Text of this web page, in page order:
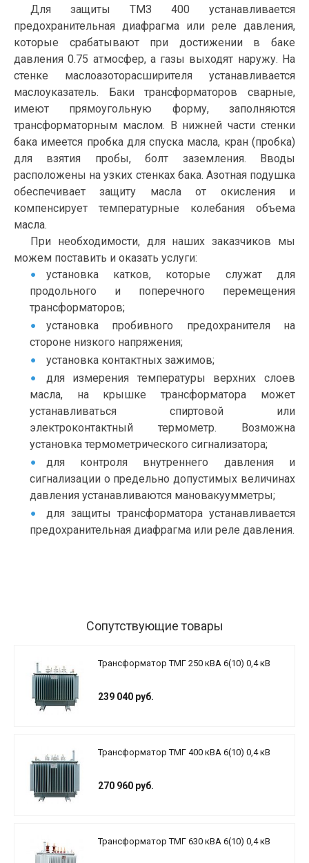
Для защиты ТМЗ 400 устанавливается
предохранительная диафрагма или реле давления,
которые срабатывают при достижении в баке
давления 0.75 атмосфер, а газы выходят наружу. На
стенке маслоазоторасширителя устанавливается
маслоуказатель. Баки трансформаторов сварные,
имеют прямоугольную форму, заполняются
трансформаторным маслом. В нижней части стенки
бака имеется пробка для спуска масла, кран (пробка)
для взятия пробы, болт заземления. Вводы
расположены на узких стенках бака. Азотная подушка
обеспечивает защиту масла от окисления и
компенсирует температурные колебания объема
масла.
При необходимости, для наших заказчиков мы
можем поставить и оказать услуги:
установка катков, которые служат для
продольного и поперечного перемещения
трансформаторов;
установка пробивного предохранителя на
стороне низкого напряжения;
установка контактных зажимов;
для измерения температуры верхних слоев
масла, на крышке трансформатора может
устанавливаться спиртовой или
электроконтактный термометр. Возможна
установка термометрического сигнализатора;
для контроля внутреннего давления и
сигнализации о предельно допустимых величинах
давления устанавливаются мановакуумметры;
для защиты трансформатора устанавливается
предохранительная диафрагма или реле давления.
Сопутствующие товары
Трансформатор ТМГ 250 кВА 6(10) 0,4 кВ
239 040 руб.
Трансформатор ТМГ 400 кВА 6(10) 0,4 кВ
270 960 руб.
Трансформатор ТМГ 630 кВА 6(10) 0,4 кВ